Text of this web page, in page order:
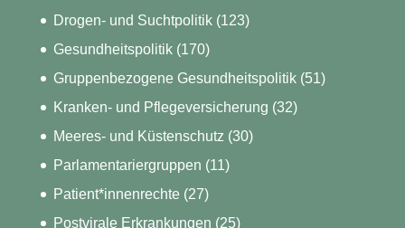
Drogen- und Suchtpolitik(123)
Gesundheitspolitik(170)
Gruppenbezogene Gesundheitspolitik(51)
Kranken- und Pflegeversicherung (32)
Meeres- und Küstenschutz (30)
Parlamentariergruppen (11)
Patient*innenrechte(27)
Postvirale Erkrankungen (25)